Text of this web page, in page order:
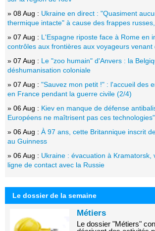
» 08 Aug : Ukraine en direct : "Quasiment
thermique intacte" à cause des frappes
» 07 Aug : L'Espagne riposte face à Rome en
contrôles aux frontières aux voyageurs venant
» 07 Aug : Le "zoo humain" d'Anvers : la
déshumanisation coloniale
» 07 Aug : "Sauvez mon petit !" : l'accueil des
en France pendant la guerre civile (2/4)
» 06 Aug : Kiev en manque de défense
Européens ne maîtrisent pas ces technologies"
» 06 Aug : À 97 ans, cette Britannique inscrit
au Guinness
» 06 Aug : Ukraine : évacuation à Kramatorsk,
ligne de contact avec la Russie
Le dossier de la semaine
Métiers
Le dossier "Métiers"